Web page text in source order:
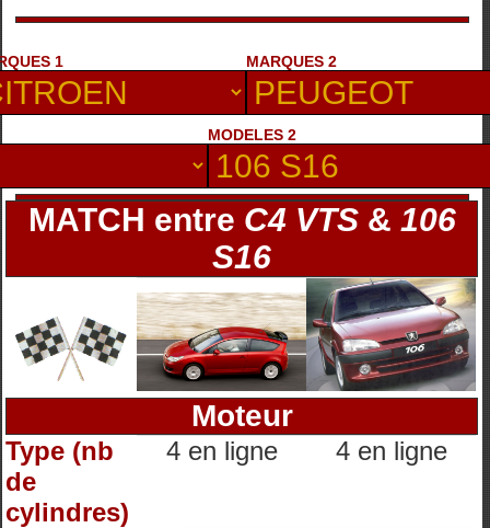
1 MARQUES 2
MODELES 2
MATCH entre C4 VTS& 106
S16
Moteur
Type (nb
de
cylindres)
4 en ligne 4 en ligne